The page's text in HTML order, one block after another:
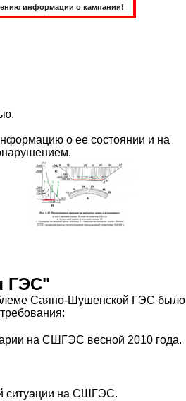
информации о кампании!
о ее состоянии и на
ГЭС"
Саяно-Шушенской ГЭС было
на СШГЭС весной 2010 года.
ситуации на СШГЭС.